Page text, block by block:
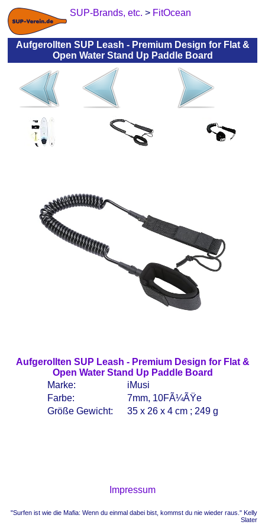
SUP-Brands, etc. > FitOcean
Aufgerollten SUP Leash - Premium Design for Flat &
Open Water Stand Up Paddle Board
Aufgerollten SUP Leash - Premium Design for Flat &
Open Water Stand Up Paddle Board
Marke:
iMusi
Farbe:
7mm, 10FÃ¼ÃŸe
Größe Gewicht:
35 x 26 x 4 cm ; 249 g
Impressum
"Surfen ist wie die Mafia: Wenn du einmal dabei bist, kommst du nie wieder raus." Kelly
Slater